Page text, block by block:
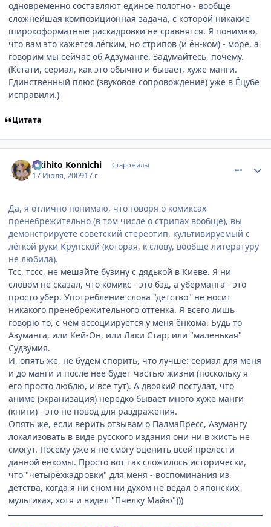
одновременно составляют единое полотно - вообще
сложнейшая композиционная задача, с которой никакие
широкоформатные раскадровки не сравнятся. Я понимаю,
что вам это кажется лёгким, но стрипов (и ён-ком) - море, а
говорим мы сейчас об Адзуманге. Задумайтесь, почему.
(Кстати, сериал, как это обычно и бывает, хуже манги.
Единственный плюс (звуковое сопровождение) уже в Ёцубе
исправили.)
Цитата
Akihito Konnichi Старожилы
17 Июля, 200917 г
Да, я отлично понимаю, что говоря о комиксах
пренебрежительно (в том числе о стрипах вообще), вы
демонстрируете советский стереотип, культивируемый с
лёгкой руки Крупской (которая, к слову, вообще литературу
не любила).
Тсс, тссс, не мешайте бузину с дядькой в Киеве. Я ни
словом не сказал, что комикс - это бэд, а уберманга - это
просто убер. Употребление слова "детство" не носит
никакого пренебрежительного оттенка. Я всего лишь
говорю то, с чем ассоциируется у меня ёнкома. Будь то
Азуманга, или Кей-Он, или Лаки Стар, или "маленькая"
Судзумия.
И, опять же, не будем спорить, что лучше: сериал для меня
и до манги и после неё будет частью жизни (поскольку я
его просто люблю, и всё тут). А двоякий постулат, что
аниме (экранизация) нередко бывает много хуже манги
(книги) - это не повод для раздражения.
Опять же, если верить отзывам о ПалмаПресс, Азумангу
локализовать в виде русского издания они ни в жисть не
смогут. Посему уже я не смогу оценить всей прелести
данной ёнкомы. Просто вот так сложилось исторически,
что "четырёхкадровки" для меня - воспоминания из
детства, когда я ни сном ни духом не ведал о японских
мультиках, хотя и видел "Пчёлку Майю")))